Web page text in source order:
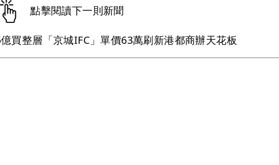
點擊閱讀下一則新聞
買整層「京城IFC」單價63萬刷新港都商辦天花板